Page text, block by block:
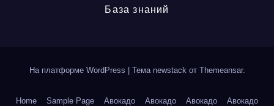
База знаний
На платформе WordPress | Тема newstack от Themeansar.
Home Sample Page Авокадо Авокадо Авокадо Авокадо